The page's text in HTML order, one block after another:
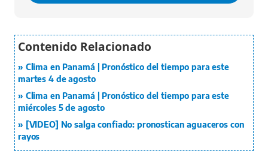
Clima en Panamá | Pronóstico del tiempo para este
martes 4 de agosto
Clima en Panamá | Pronóstico del tiempo para este
miércoles 5 de agosto
[VIDEO] No salga confiado: pronostican aguaceros con
rayos